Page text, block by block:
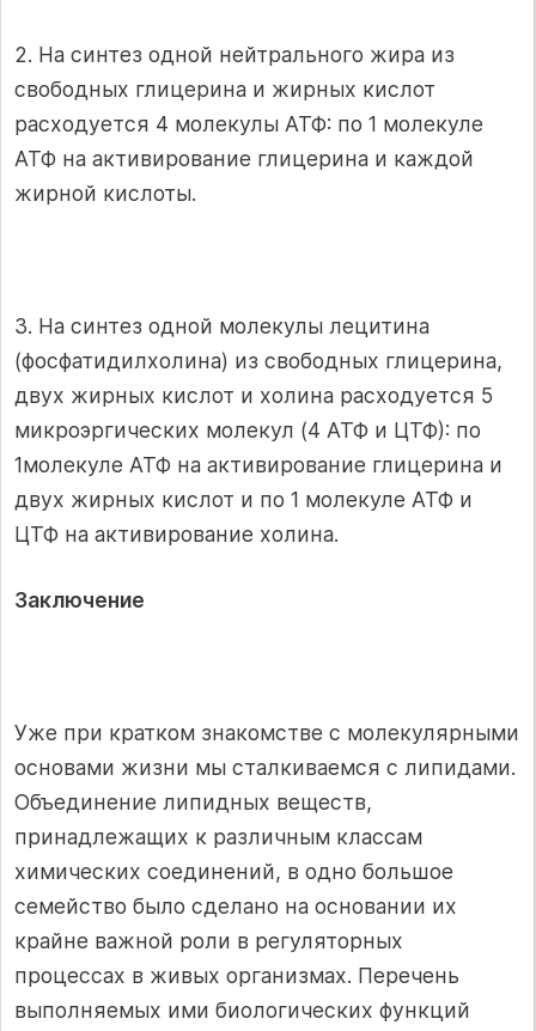
2. На синтез одной нейтрального жира из
свободных глицерина и жирных кислот
расходуется 4 молекулы АТФ: по 1 молекуле
АТФ на активирование глицерина и каждой
жирной кислоты.
3. На синтез одной молекулы лецитина
(фосфатидилхолина) из свободных глицерина,
двух жирных кислот и холина расходуется 5
микроэргических молекул (4 АТФ и ЦТФ): по
1молекуле АТФ на активирование глицерина и
двух жирных кислот и по 1 молекуле АТФ и
ЦТФ на активирование холина.
Заключение
Уже при кратком знакомстве с молекулярными
основами жизни мы сталкиваемся с липидами.
Объединение липидных веществ,
принадлежащих к различным классам
химических соединений, в одно большое
семейство было сделано на основании их
крайне важной роли в регуляторных
процессах в живых организмах. Перечень
выполняемых ими биологических функций